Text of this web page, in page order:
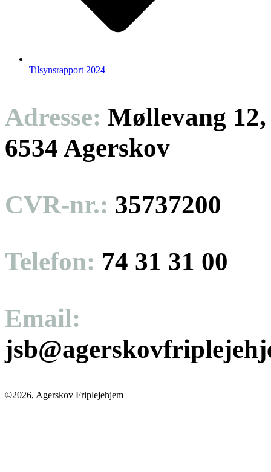
Tilsynsrapport 2024
Adresse: Møllevang 12,
6534 Agerskov
CVR-nr.: 35737200
Telefon: 74 31 31 00
Email:
©2026, Agerskov Friplejehjem